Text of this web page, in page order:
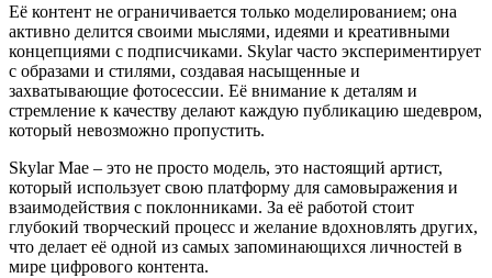
Её контент не ограничивается только моделированием; она
активно делится своими мыслями, идеями и креативными
концепциями с подписчиками. Skylar часто экспериментирует
с образами и стилями, создавая насыщенные и
захватывающие фотосессии. Её внимание к деталям и
стремление к качеству делают каждую публикацию шедевром,
который невозможно пропустить.
Skylar Mae – это не просто модель, это настоящий артист,
который использует свою платформу для самовыражения и
взаимодействия с поклонниками. За её работой стоит
глубокий творческий процесс и желание вдохновлять других,
что делает её одной из самых запоминающихся личностей в
мире цифрового контента.